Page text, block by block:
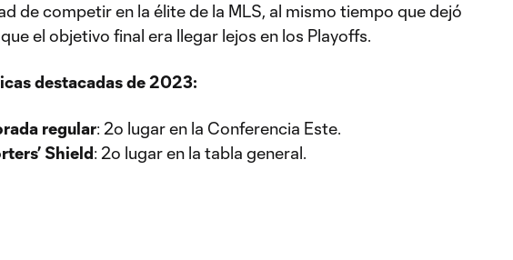
de competir en la élite de la MLS, al mismo tiempo que dejó
el objetivo final era llegar lejos en los Playoffs.
destacadas de 2023:
regular: 2º lugar en la Conferencia Este.
Shield: 2º lugar en la tabla general.